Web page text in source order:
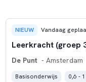
NIEUW Vandaag
Leerkracht (groep
De Punt - Amsterdam
Basisonderwijs 0,6 -